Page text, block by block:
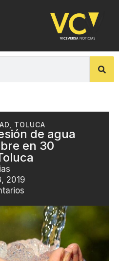
, TOLUCA
de agua
en 30
2019